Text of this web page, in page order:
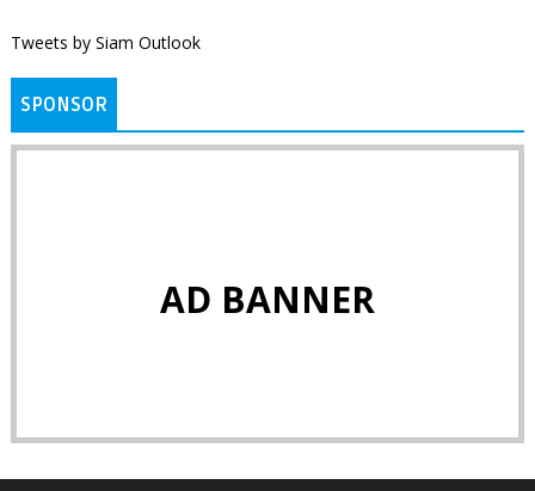
Tweets by Siam Outlook
SPONSOR
AD BANNER